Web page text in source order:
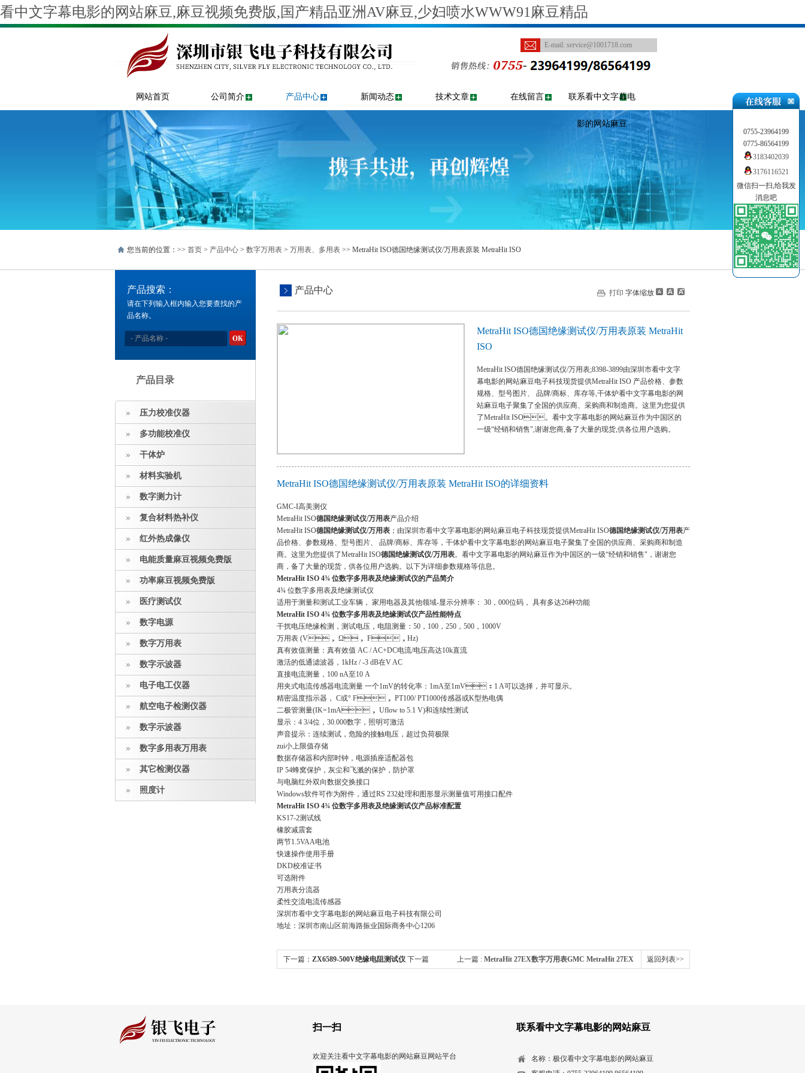
看中文字幕电影的网站麻豆,麻豆视频免费版,国产精品亚洲AV麻豆,少妇喷水WWW91麻豆精品
E-mail: service@1001718.com
网站首页 公司简介 产品中心 新闻动态 技术文章 在线留言 联系看中文字幕电
影的网站麻豆
您当前的位置：>> 首页 > 产品中心 > 数字万用表 > 万用表、多用表 >> MetraHit ISO德国绝缘测试仪/万用表原装 MetraHit ISO
产品搜索：
请在下列输入框内输入您要查找的产
品名称。
产品目录
压力校准仪器
多功能校准仪
干体炉
材料实验机
数字测力计
复合材料热补仪
红外热成像仪
电能质量麻豆视频免费版
功率麻豆视频免费版
医疗测试仪
数字电源
数字万用表
数字示波器
电子电工仪器
航空电子检测仪器
数字示波器
数字多用表万用表
其它检测仪器
照度计
产品中心 打印 字体缩放
MetraHit ISO德国绝缘测试仪/万用表原装 MetraHit
ISO
MetraHit ISO德国绝缘测试仪/万用表;8398-3899由深圳市看中文字
幕电影的网站麻豆电子科技现货提供MetraHit ISO 产品价格、参数
规格、型号图片、 品牌/商标、库存等,干体炉看中文字幕电影的网
站麻豆电子聚集了全国的供应商、采购商和制造商。这里为您提供
了MetraHit ISO。看中文字幕电影的网站麻豆作为中国区的
一级“经销和销售",谢谢您商,备了大量的现货,供各位用户选购。
MetraHit ISO德国绝缘测试仪/万用表原装 MetraHit ISO的详细资料
GMC-I高美测仪
MetraHit ISO德国绝缘测试仪/万用表产品介绍
MetraHit ISO德国绝缘测试仪/万用表 ；由深圳市看中文字幕电影的网站麻豆电子科技现货提供MetraHit ISO德国绝缘测试仪/万用表产
品价格、参数规格、型号图片、 品牌/商标、库存等，干体炉看中文字幕电影的网站麻豆电子聚集了全国的供应商、采购商和制造
商。这里为您提供了MetraHit ISO德国绝缘测试仪/万用表。看中文字幕电影的网站麻豆作为中国区的一级“经销和销售"，谢谢您
商，备了大量的现货，供各位用户选购。以下为详细参数规格等信息。
MetraHit ISO 4¾ 位数字多用表及绝缘测试仪的产品简介
4¾ 位数字多用表及绝缘测试仪
适用于测量和测试工业车辆， 家用电器及其他领域-显示分辨率： 30，000位码， 具有多达26种功能
MetraHit ISO 4¾ 位数字多用表及绝缘测试仪产品性能特点
干扰电压绝缘检测，测试电压，电阻测量：50，100，250，500，1000V
万用表 (V， Ω， F，Hz)
真有效值测量：真有效值 AC / AC+DC电流/电压高达10k直流
激活的低通滤波器，1kHz / -3 dB在V AC
直接电流测量，100 nA至10 A
用夹式电流传感器电流测量 一个1mV的转化率：1mA至1mV：1 A可以选择，并可显示。
精密温度指示器， C或° F， PT100/ PT1000传感器或K型热电偶
二极管测量(IK=1mA， Uflow to 5.1 V)和连续性测试
显示：4 3/4位，30.000数字，照明可激活
声音提示：连续测试，危险的接触电压，超过负荷极限
zui小上限值存储
数据存储器和内部时钟，电源插座适配器包
IP 54蜂窝保护，灰尘和飞溅的保护，防护罩
与电脑红外双向数据交换接口
Windows软件可作为附件，通过RS 232处理和图形显示测量值可用接口配件
MetraHit ISO 4¾ 位数字多用表及绝缘测试仪产品标准配置
KS17-2测试线
橡胶减震套
两节1.5VAA电池
快速操作使用手册
DKD校准证书
可选附件
万用表分流器
柔性交流电流传感器
深圳市看中文字幕电影的网站麻豆电子科技有限公司
地址：深圳市南山区前海路振业国际商务中心1206
上一篇 : MetraHit 27EX数字万用表GMC MetraHit 27EX
下一篇： ZX6589-500V绝缘电阻测试仪 下一篇 返回列表>>
扫一扫
欢迎关注看中文字幕电影的网站麻豆网站平台
联系看中文字幕电影的网站麻豆
名称：极仪看中文字幕电影的网站麻豆
0755-23964199
0775-86564199
3183402039
3176116521
微信扫一扫,给我发
消息吧